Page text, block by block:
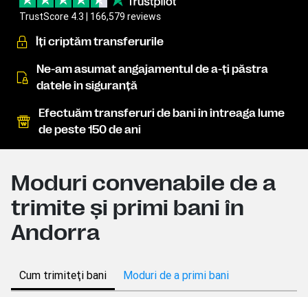
TrustScore 4.3 | 166,579 reviews
Îţi criptăm transferurile
Ne-am asumat angajamentul de a-ţi păstra
datele în siguranţă
Efectuăm transferuri de bani în întreaga lume
de peste 150 de ani
Moduri convenabile de a
trimite şi primi bani în
Andorra
Cum trimiteţi bani Moduri de a primi bani